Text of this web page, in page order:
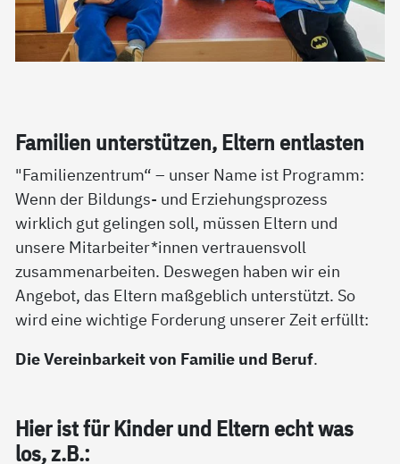
Fa­mi­li­en un­ter­stüt­zen, El­tern ent­las­ten
"Familienzentrum“ – unser Name ist Programm:
Wenn der Bildungs- und Erziehungsprozess
wirklich gut gelingen soll, müssen Eltern und
unsere Mitarbeiter*innen vertrauensvoll
zusammenarbeiten. Deswegen haben wir ein
Angebot, das Eltern maßgeblich unterstützt. So
wird eine wichtige Forderung unserer Zeit erfüllt:
Die Vereinbarkeit von Familie und Beruf.
Hier ist für Kin­der und El­tern echt was
los, z.B.: